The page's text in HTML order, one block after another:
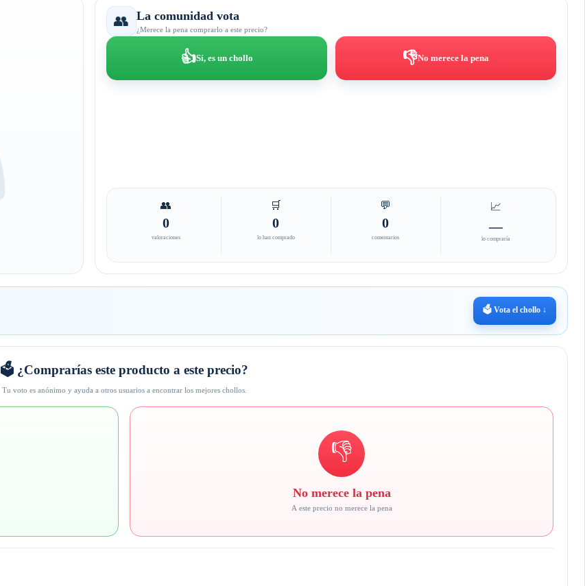
👥 La comunidad vota
¿Merece la pena comprarlo a este precio?
👍Sí, es un chollo 👎No merece la pena
👥
0
valoraciones
🛒
0
lo han comprado
💬
0
comentarios
📈
—
lo compraría
🗳️ Vota el chollo ↓
🗳️ ¿Comprarías este producto a este precio?
Tu voto es anónimo y ayuda a otros usuarios a encontrar los mejores chollos.
👎
No merece la pena
A este precio no merece la pena